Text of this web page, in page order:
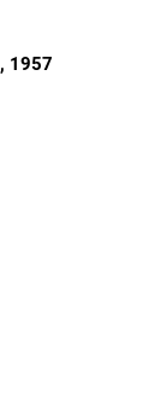
, 1957